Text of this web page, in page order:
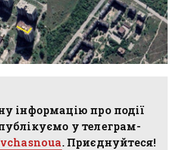
інформацію про події
у телеграм-
. Приєднуйтеся!